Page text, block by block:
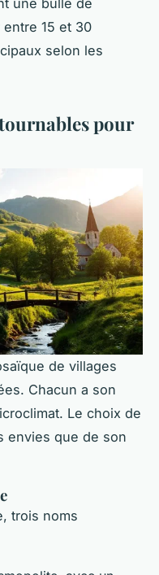
une bulle de
15 et 30
selon les
pour
de villages
Chacun a son
Le choix de
envies que de son
trois noms